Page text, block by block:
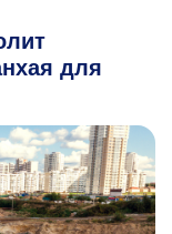
для